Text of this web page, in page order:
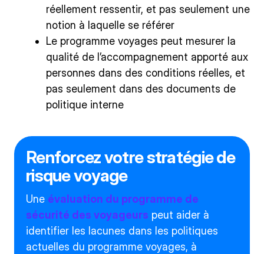
réellement ressentir, et pas seulement une
notion à laquelle se référer
Le programme voyages peut mesurer la
qualité de l’accompagnement apporté aux
personnes dans des conditions réelles, et
pas seulement dans des documents de
politique interne
Renforcez votre stratégie de
risque voyage
Une évaluation du programme de
sécurité des voyageurs peut aider à
identifier les lacunes dans les politiques
actuelles du programme voyages, à